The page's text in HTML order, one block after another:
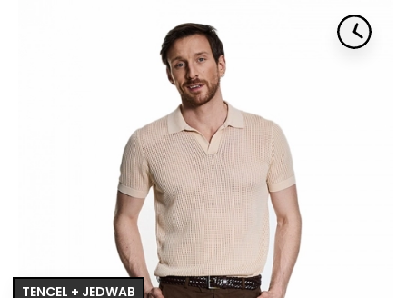
TENCEL + JEDWAB